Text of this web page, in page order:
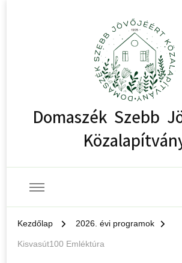
Domaszék Szebb
Kezdőlap 2026. évi programok
Kisvasút100 Emléktúra